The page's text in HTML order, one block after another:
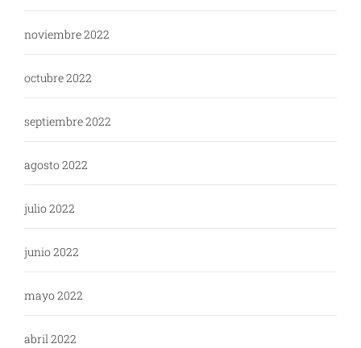
noviembre 2022
octubre 2022
septiembre 2022
agosto 2022
julio 2022
junio 2022
mayo 2022
abril 2022